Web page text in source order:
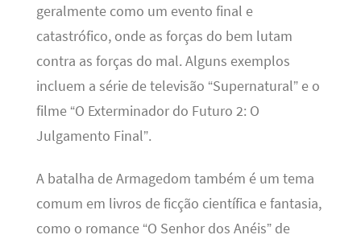
geralmente como um evento final e
catastrófico, onde as forças do bem lutam
contra as forças do mal. Alguns exemplos
incluem a série de televisão “Supernatural” e o
filme “O Exterminador do Futuro 2: O
Julgamento Final”.
A batalha de Armagedom também é um tema
comum em livros de ficção científica e fantasia,
como o romance “O Senhor dos Anéis” de